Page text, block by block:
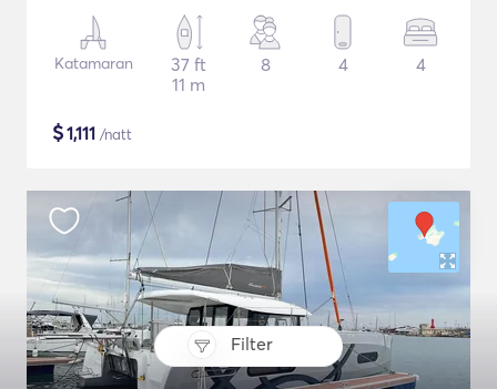
Filter
Katamaran
37 ft
11 m
8 4 4
$1,111 /natt